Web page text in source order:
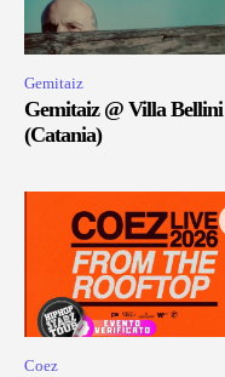
Gemitaiz
Gemitaiz @ Villa Bellini
(Catania)
Coez